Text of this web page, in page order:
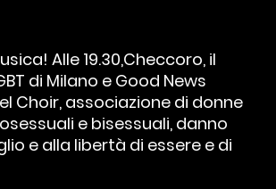
Alle 19.30,Checcoro, il
di Milano e Good News
Choir, associazione di donne
e bisessuali, danno
e alla libertà di essere e di